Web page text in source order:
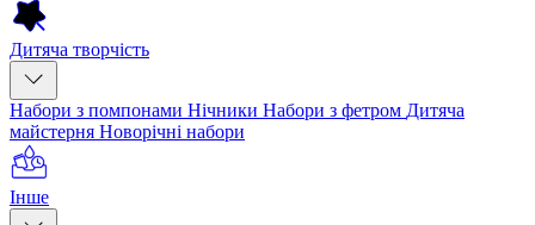
Дитяча творчість
Набори з помпонами Нічники Набори з фетром Дитяча
майстерня Новорічні набори
Інше